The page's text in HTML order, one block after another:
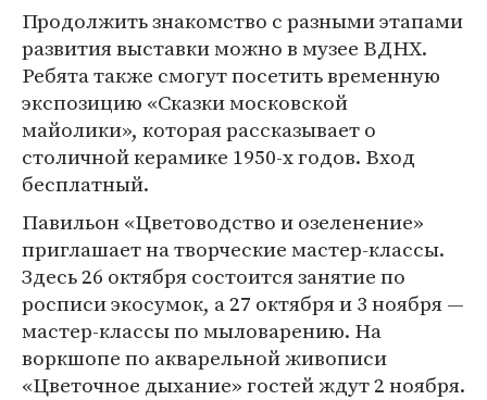
Продолжить знакомство с разными этапами
развития выставки можно в музее ВДНХ.
Ребята также смогут посетить временную
экспозицию «Сказки московской
майолики», которая рассказывает о
столичной керамике 1950-х годов. Вход
бесплатный.
Павильон «Цветоводство и озеленение»
приглашает на творческие мастер-классы.
Здесь 26 октября состоится занятие по
росписи экосумок, а 27 октября и 3 ноября —
мастер-классы по мыловарению. На
воркшопе по акварельной живописи
«Цветочное дыхание» гостей ждут 2 ноября.